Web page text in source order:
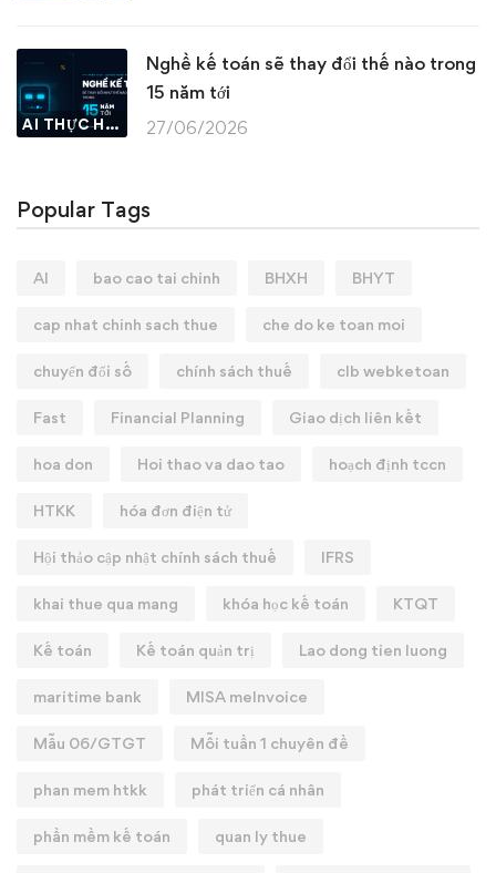
AI THỰC HÀNH
Nghề kế toán sẽ thay đổi thế nào trong
15 năm tới
27/06/2026
Popular Tags
AI bao cao tai chinh BHXH BHYT
cap nhat chinh sach thue che do ke toan moi
chuyển đổi số chính sách thuế clb webketoan
Fast Financial Planning Giao dịch liên kết
hoa don Hoi thao va dao tao hoạch định tccn
HTKK hóa đơn điện tử
Hội thảo cập nhật chính sách thuế IFRS
khai thue qua mang khóa học kế toán KTQT
Kế toán Kế toán quản trị Lao dong tien luong
maritime bank MISA meInvoice
Mẫu 06/GTGT Mỗi tuần 1 chuyên đề
phan mem htkk phát triển cá nhân
phần mềm kế toán quan ly thue